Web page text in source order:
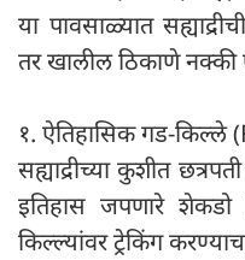
या पावसाळ्यात
तर खालील ठिकाणे नक्की
१. ऐतिहासिक गड-
सह्याद्रीच्या कुशीत
इतिहास जपणारे
किल्ल्यांवर ट्रेकिंग